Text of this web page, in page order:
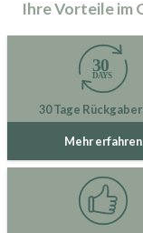
Ihre Vorteile im
30 Tage
Mehr erfahren